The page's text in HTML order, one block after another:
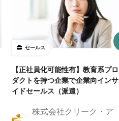
セールス
【正社員化可能性有】教育系プロ
ダクトを持つ企業で企業向インサ
イドセールス（派遣）
株式会社クリーク・ア